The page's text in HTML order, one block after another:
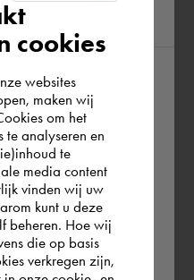
dentro de uma
integral
desde a
inicial e
situated in Rest of
in which country
cookies
websites
maken wij
om het
te analyseren en
te
media content
vinden wij uw
kunt u deze
beheren. Hoe wij
die op basis
verkregen zijn,